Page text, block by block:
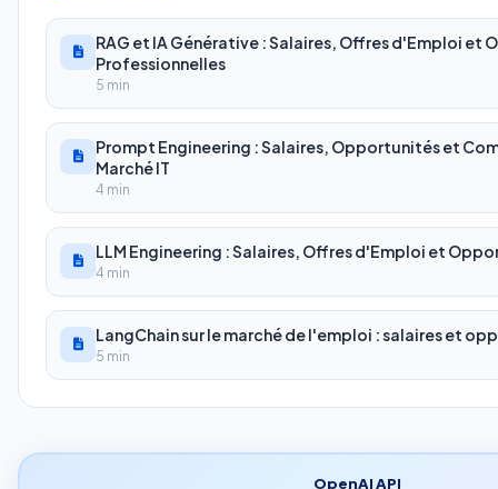
RAG et IA Générative : Salaires, Offres d'Emploi et
Professionnelles
5 min
Prompt Engineering : Salaires, Opportunités et
Marché IT
4 min
LLM Engineering : Salaires, Offres d'Emploi et
4 min
LangChain sur le marché de l'emploi : salaires et
5 min
OpenAI API